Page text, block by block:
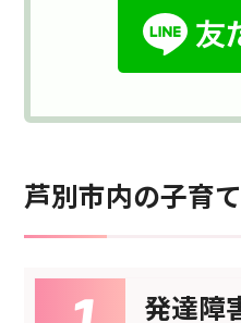
芦別市内の子育
発達障